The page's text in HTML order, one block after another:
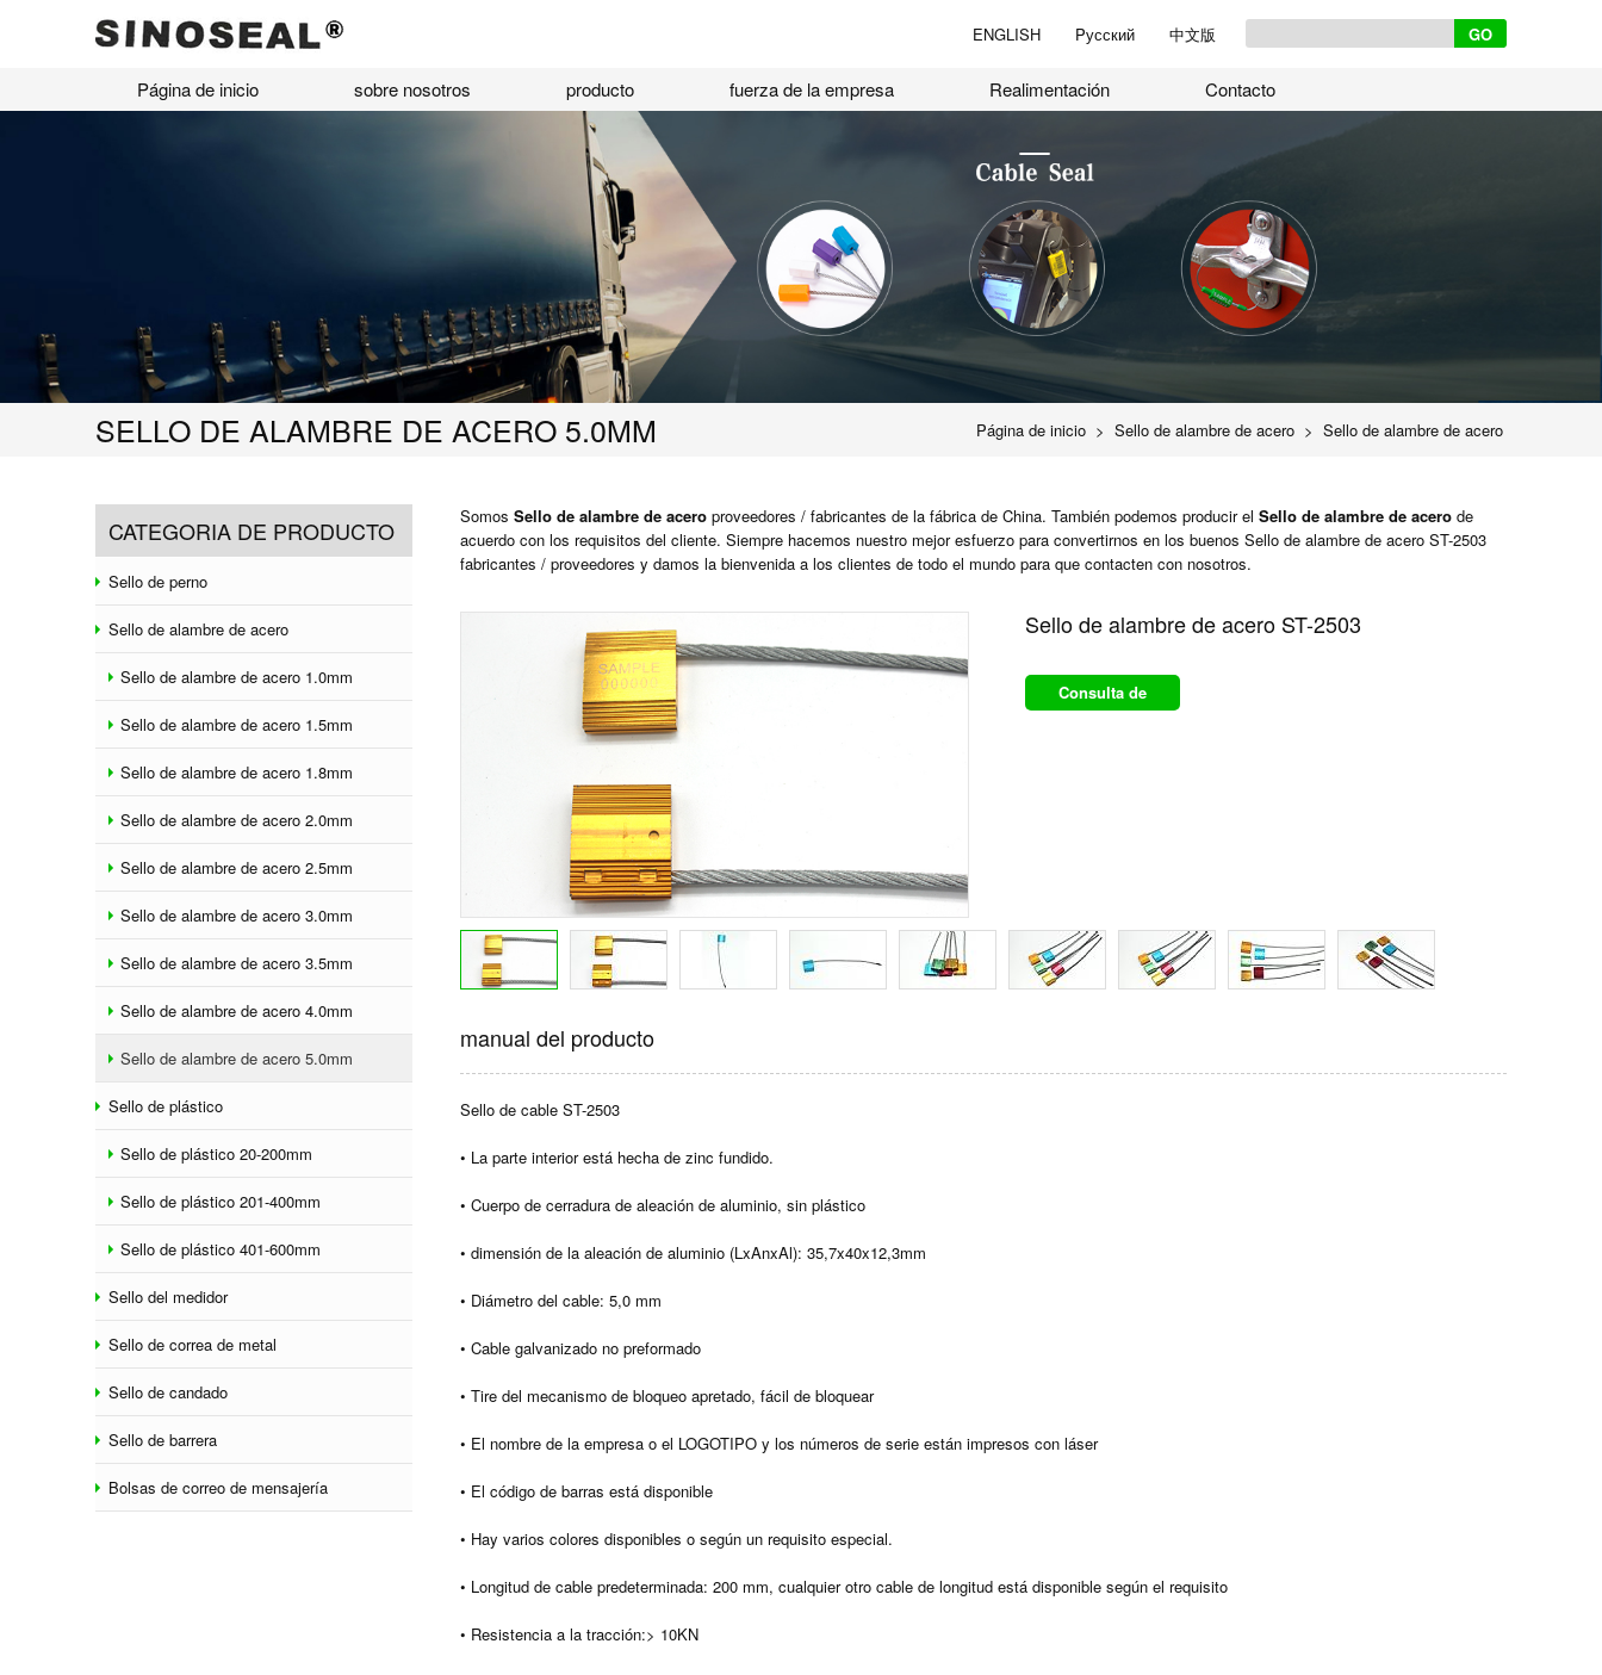
ENGLISH Pусский 中文版
Página de inicio sobre nosotros producto fuerza de la empresa Realimentación Contacto
SELLO DE ALAMBRE DE ACERO 5.0MM Página de inicio >Sello de alambre de acero >Sello de alambre de acero
CATEGORIA DE PRODUCTO
Sello de perno
Sello de alambre de acero
Sello de alambre de acero 1.0mm
Sello de alambre de acero 1.5mm
Sello de alambre de acero 1.8mm
Sello de alambre de acero 2.0mm
Sello de alambre de acero 2.5mm
Sello de alambre de acero 3.0mm
Sello de alambre de acero 3.5mm
Sello de alambre de acero 4.0mm
Sello de alambre de acero 5.0mm
Sello de plástico
Sello de plástico 20-200mm
Sello de plástico 201-400mm
Sello de plástico 401-600mm
Sello del medidor
Sello de correa de metal
Sello de candado
Sello de barrera
Bolsas de correo de mensajería
Somos Sello de alambre de acero proveedores / fabricantes de la fábrica de China. También podemos producir el Sello de alambre de acero de
acuerdo con los requisitos del cliente. Siempre hacemos nuestro mejor esfuerzo para convertirnos en los buenos Sello de alambre de acero ST-2503
fabricantes / proveedores y damos la bienvenida a los clientes de todo el mundo para que contacten con nosotros.
Sello de alambre de acero ST-2503
Consulta de
manual del producto
Sello de cable ST-2503
• La parte interior está hecha de zinc fundido.
• Cuerpo de cerradura de aleación de aluminio, sin plástico
• dimensión de la aleación de aluminio (LxAnxAl): 35,7x40x12,3mm
• Diámetro del cable: 5,0 mm
• Cable galvanizado no preformado
• Tire del mecanismo de bloqueo apretado, fácil de bloquear
• El nombre de la empresa o el LOGOTIPO y los números de serie están impresos con láser
• El código de barras está disponible
• Hay varios colores disponibles o según un requisito especial.
• Longitud de cable predeterminada: 200 mm, cualquier otro cable de longitud está disponible según el requisito
• Resistencia a la tracción:> 10KN